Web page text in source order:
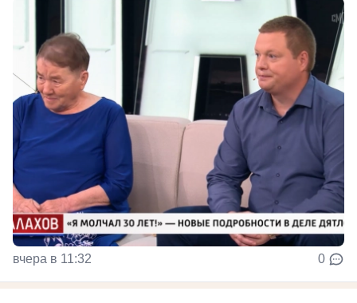
вчера в 11:32 0